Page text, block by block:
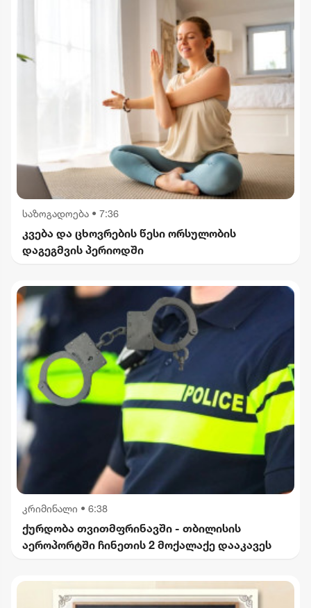
საზოგადოება • 7:36
კვება და ცხოვრების წესი ორსულობის
დაგეგმვის პერიოდში
კრიმინალი • 6:38
ქურდობა თვითმფრინავში - თბილისის
აეროპორტში ჩინეთის 2 მოქალაქე დააკავეს